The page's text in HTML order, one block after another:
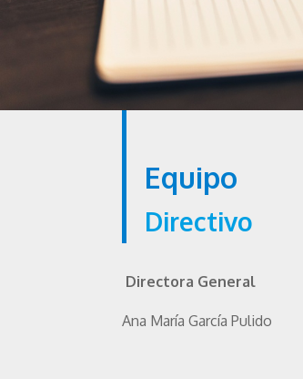
Equipo
Directivo
Directora General
Ana María García Pulido